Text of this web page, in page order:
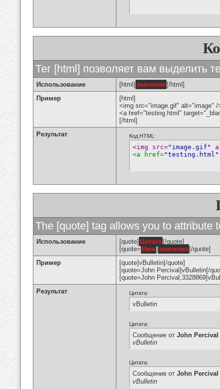
Тег [html] позволяет вам выделить
Использование [html] значение [/html]
Пример
[html]
<img src="image.gif" alt="image" /
<a href="testing.html"
[/html]
Результат
Код HTML:
<img src="image.gif"
<a href="testing.html"
The [quote] tag allows you to attribute
Использование [quote] Цитата [/quote]
[quote= Имя ] значение [/quote]
Пример
[quote]vBulletin[/quote]
[quote=John Percival]vBulletin[/
[quote=John
Результат
Цитата:
vBulletin
Цитата:
Сообщение от John Percival
vBulletin
Цитата:
Сообщение от John Percival
vBulletin